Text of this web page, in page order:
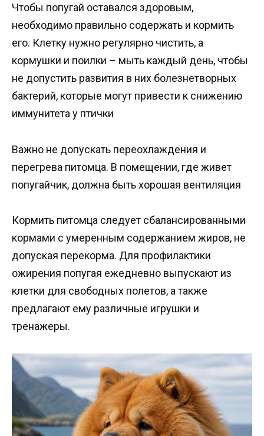
Чтобы попугай оставался здоровым,
необходимо правильно содержать и кормить
его. Клетку нужно регулярно чистить, а
кормушки и поилки – мыть каждый день, чтобы
не допустить развития в них болезнетворных
бактерий, которые могут привести к снижению
иммунитета у птички
Важно не допускать переохлаждения и
перегрева питомца. В помещении, где живет
попугайчик, должна быть хорошая вентиляция
Кормить питомца следует сбалансированными
кормами с умеренным содержанием жиров, не
допуская перекорма. Для профилактики
ожирения попугая ежедневно выпускают из
клетки для свободных полетов, а также
предлагают ему различные игрушки и
тренажеры.